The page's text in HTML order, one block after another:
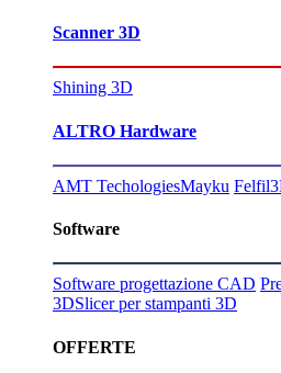
Scanner 3D
Shining 3D
ALTRO Hardware
AMT TechologiesMayku Felfil
Software
Software progettazione CAD
3DSlicer per stampanti 3D
OFFERTE